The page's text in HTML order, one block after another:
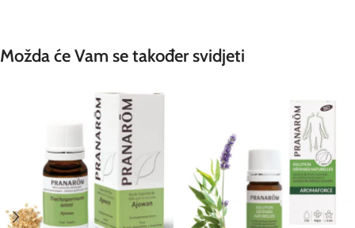
Možda će Vam se također svidjeti